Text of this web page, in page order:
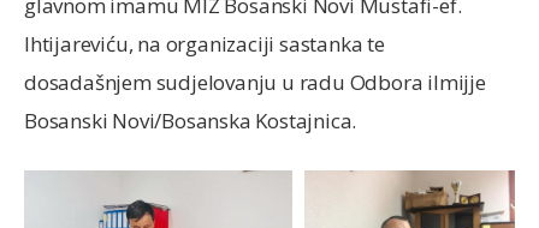
glavnom imamu MIZ Bosanski Novi Mustafi-ef.
Ihtijareviću, na organizaciji sastanka te
dosadašnjem sudjelovanju u radu Odbora ilmijje
Bosanski Novi/Bosanska Kostajnica.